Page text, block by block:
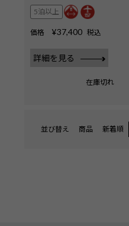
5泊以上
価格 ¥37,400 税込
詳細を見る
在庫切れ
並び替え 商品 新着順